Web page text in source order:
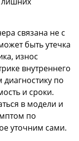
связана не с
быть утечка
износ
внутреннего
по
и сроки.
в модели и
по
уточним сами.